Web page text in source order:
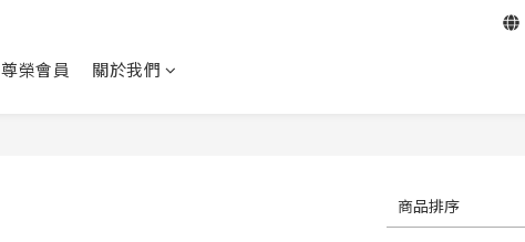
尊榮會員 關於我們
商品排序